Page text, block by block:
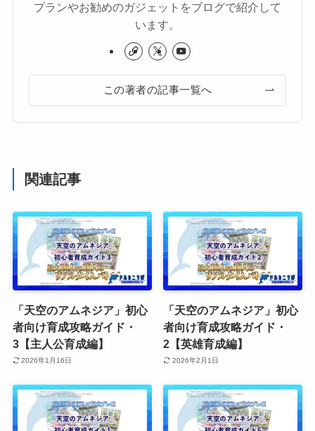
プランやお勧めのガジェットをブログで紹介して
います。
この著者の記事一覧へ
関連記事
「天空のアムネジア」初心
者向け育成攻略ガイド・
3【主人公育成編】
2026年1月16日
「天空のアムネジア」初心
者向け育成攻略ガイド・
2【英雄育成編】
2026年2月1日